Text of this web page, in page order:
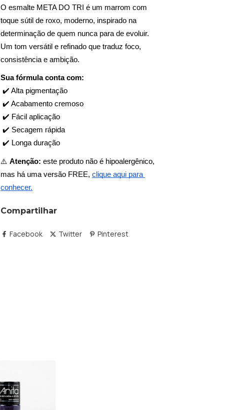
O esmalte META DO TRI é um marrom com
toque sútil de roxo, moderno, inspirado na
determinação de quem nunca para de evoluir.
Um tom versátil e refinado que traduz foco,
consistência e ambição.
Sua fórmula conta com:
✔️ Alta pigmentação
✔️ Acabamento cremoso
✔️ Fácil aplicação
✔️ Secagem rápida
✔️ Longa duração
⚠️ Atenção: este produto não é hipoalergênico,
mas há uma versão FREE, clique aqui para
conhecer.
Compartilhar
Facebook Twitter Pinterest